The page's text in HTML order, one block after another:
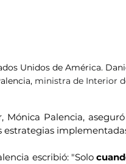
Unidos de América.
ministra de Interior
Mónica Palencia,
estrategias
escribió: "Solo